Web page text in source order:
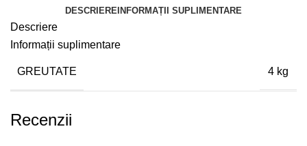
DESCRIERE INFORMAȚII SUPLIMENTARE
Descriere
Informații suplimentare
GREUTATE 4 kg
Recenzii